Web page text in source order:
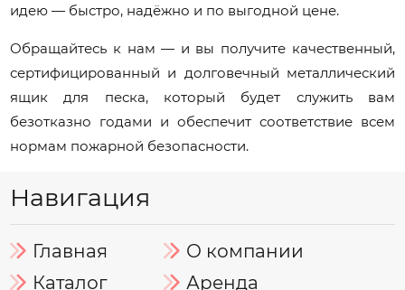
идею — быстро, надёжно и по выгодной цене.
Обращайтесь к нам — и вы получите качественный,
сертифицированный и долговечный металлический
ящик для песка, который будет служить вам
безотказно годами и обеспечит соответствие всем
нормам пожарной безопасности.
Навигация
Главная
О компании
Каталог
Аренда